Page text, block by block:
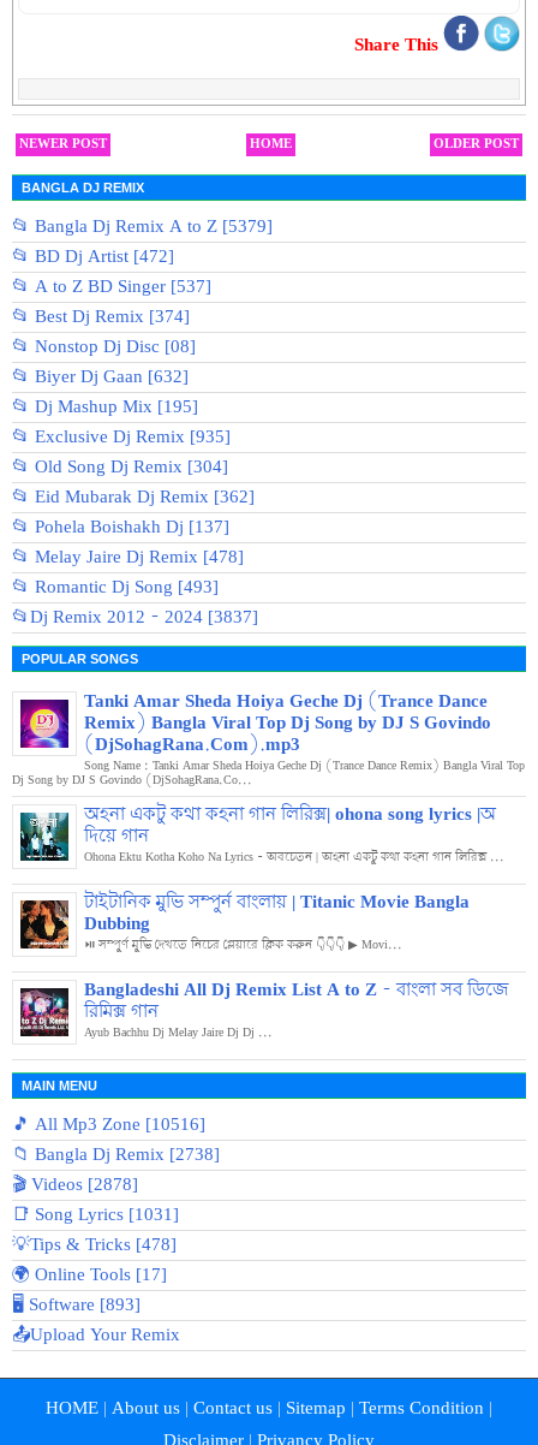
Share This
NEWER POST OLDER POST
HOME
BANGLA DJ REMIX
📂 Bangla Dj Remix A to Z [5379]
📂 BD Dj Artist [472]
📂 A to Z BD Singer [537]
📂 Best Dj Remix [374]
📂 Nonstop Dj Disc [08]
📂 Biyer Dj Gaan [632]
📂 Dj Mashup Mix [195]
📂 Exclusive Dj Remix [935]
📂 Old Song Dj Remix [304]
📂 Eid Mubarak Dj Remix [362]
📂 Pohela Boishakh Dj [137]
📂 Melay Jaire Dj Remix [478]
📂 Romantic Dj Song [493]
📂Dj Remix 2012 - 2024 [3837]
POPULAR SONGS
Tanki Amar Sheda Hoiya Geche Dj (Trance Dance
Remix) Bangla Viral Top Dj Song by DJ S Govindo
(DjSohagRana.Com).mp3
Song Name : Tanki Amar Sheda Hoiya Geche Dj (Trance Dance Remix) Bangla Viral Top
Dj Song by DJ S Govindo (DjSohagRana.Co...
অহনা একটু কথা কহনা গান লিরিক্স| ohona song lyrics |অ
দিয়ে গান
Ohona Ektu Kotha Koho Na Lyrics - অবচেতন | অহনা একটু কথা কহনা গান লিরিক্স ...
টাইটানিক মুভি সম্পুর্ন বাংলায় | Titanic Movie Bangla
Dubbing
⏯️ সম্পুর্ণ মুভি দেখতে নিচের প্লেয়ারে ক্লিক করুন 👇👇👇 ▶ Movi...
Bangladeshi All Dj Remix List A to Z - বাংলা সব ডিজে
রিমিক্স গান
Ayub Bachhu Dj Melay Jaire Dj Dj ...
MAIN MENU
🎵 All Mp3 Zone [10516]
📁 Bangla Dj Remix [2738]
🎬 Videos [2878]
📑 Song Lyrics [1031]
💡Tips & Tricks [478]
🌍 Online Tools [17]
🖥️ Software [893]
📤Upload Your Remix
HOME | About us | Contact us | Sitemap | Terms Condition |